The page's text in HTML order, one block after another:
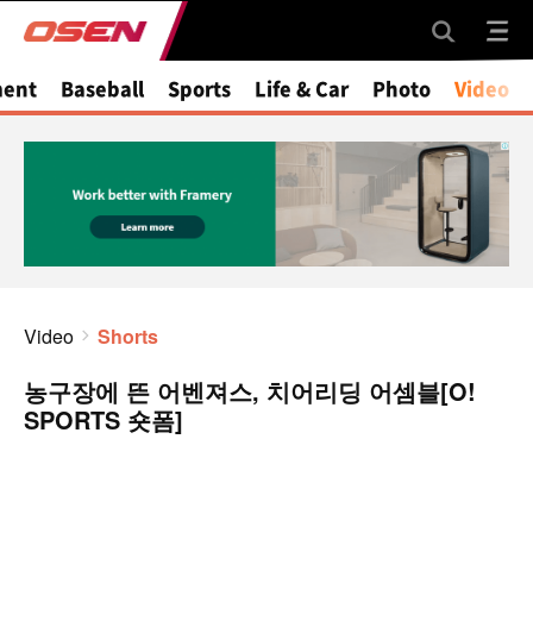
Baseball Sports Life & Car Photo Video
Video Shorts
농구장에 뜬 어벤져스, 치어리딩 어셈블[O!
SPORTS 숏폼]